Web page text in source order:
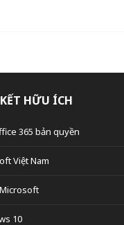
HỮU ÍCH
365 bản quyền
Việt Nam
10